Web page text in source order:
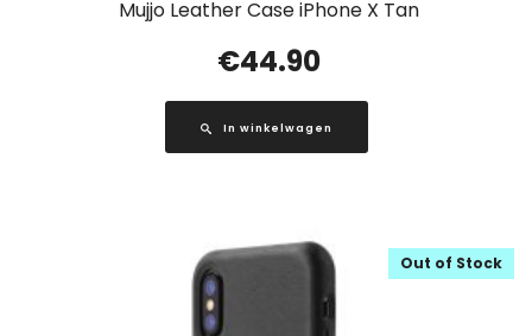
Mujjo Leather Case iPhone X Tan
€44.90
In winkelwagen
Out of Stock